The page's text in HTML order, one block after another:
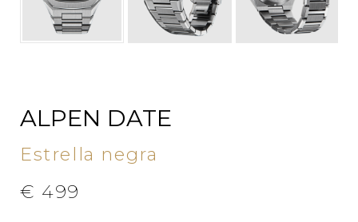
ALPEN DATE
Estrella negra
€ 499